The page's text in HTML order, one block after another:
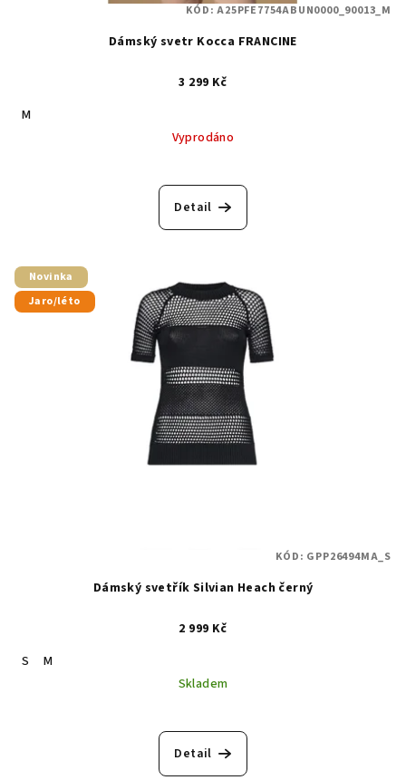
Dámský svetr Kocca FRANCINE
3 299 Kč
M
Vyprodáno
Detail
KÓD:A25PFE7754ABUN0000_90013_M
Novinka
Jaro/léto
Dámský svetřík Silvian Heach černý
2 999 Kč
S
M
Skladem
Detail
KÓD: GPP26494MA_S